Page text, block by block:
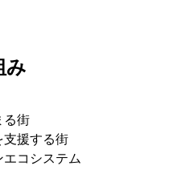
み
る街
支援する街
エコシステム